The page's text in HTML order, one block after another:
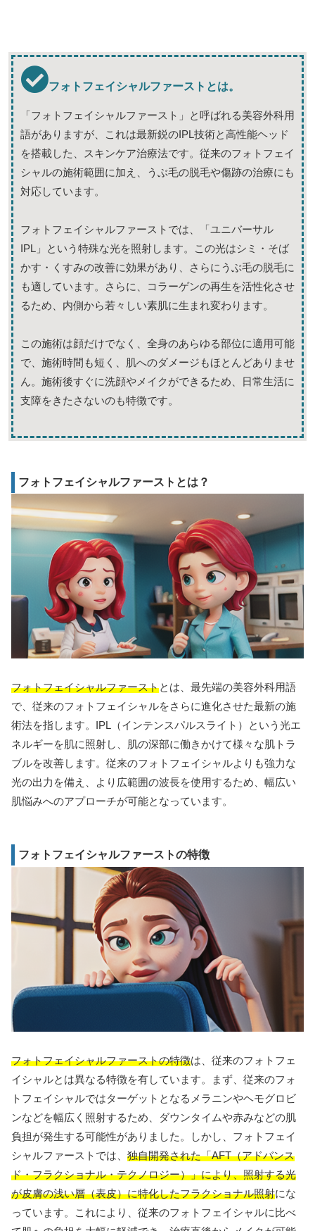
フォトフェイシャルファーストとは。
「フォトフェイシャルファースト」と呼ばれる美容外科用
語がありますが、これは最新鋭のIPL技術と高性能ヘッド
を搭載した、スキンケア治療法です。従来のフォトフェイ
シャルの施術範囲に加え、うぶ毛の脱毛や傷跡の治療にも
対応しています。
フォトフェイシャルファーストでは、「ユニバーサル
IPL」という特殊な光を照射します。この光はシミ・そば
かす・くすみの改善に効果があり、さらにうぶ毛の脱毛に
も適しています。さらに、コラーゲンの再生を活性化させ
るため、内側から若々しい素肌に生まれ変わります。
この施術は顔だけでなく、全身のあらゆる部位に適用可能
で、施術時間も短く、肌へのダメージもほとんどありませ
ん。施術後すぐに洗顔やメイクができるため、日常生活に
支障をきたさないのも特徴です。
フォトフェイシャルファーストとは？
フォトフェイシャルファーストとは、最先端の美容外科用語
で、従来のフォトフェイシャルをさらに進化させた最新の施
術法を指します。IPL（インテンスパルスライト）という光エ
ネルギーを肌に照射し、肌の深部に働きかけて様々な肌トラ
ブルを改善します。従来のフォトフェイシャルよりも強力な
光の出力を備え、より広範囲の波長を使用するため、幅広い
肌悩みへのアプローチが可能となっています。
フォトフェイシャルファーストの特徴
フォトフェイシャルファーストの特徴は、従来のフォトフェ
イシャルとは異なる特徴を有しています。まず、従来のフォ
トフェイシャルではターゲットとなるメラニンやヘモグロビ
ンなどを幅広く照射するため、ダウンタイムや赤みなどの肌
負担が発生する可能性がありました。しかし、フォトフェイ
シャルファーストでは、 独自開発された「AFT（アドバンス
ド・フラクショナル・テクノロジー）」により、照射する光
が皮膚の浅い層（表皮）に特化したフラクショナル照射にな
っています。これにより、従来のフォトフェイシャルに比べ